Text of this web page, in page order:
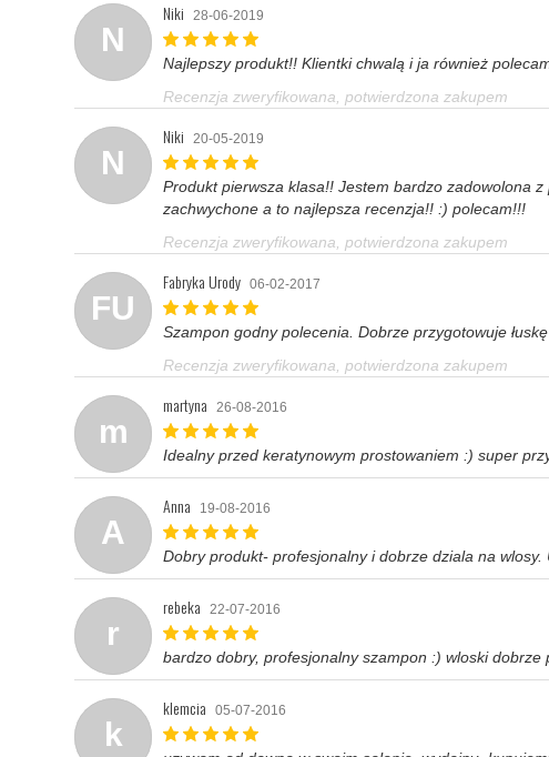
N
Niki 28-06-2019
Najlepszy produkt!! Klientki chwalą i ja również
Recenzja zweryfikowana, potwierdzona zakupem
N
Niki 20-05-2019
Produkt pierwsza klasa!! Jestem bardzo zadowolona
zachwychone a to najlepsza recenzja!! :) polecam!!!
Recenzja zweryfikowana, potwierdzona zakupem
FU
Fabryka Urody 06-02-2017
Szampon godny polecenia. Dobrze przygotowuje
Recenzja zweryfikowana, potwierdzona zakupem
m
martyna 26-08-2016
Idealny przed keratynowym prostowaniem :) super
A
Anna 19-08-2016
Dobry produkt- profesjonalny i dobrze dziala na
r
rebeka 22-07-2016
bardzo dobry, profesjonalny szampon :) wloski
k
klemcia 05-07-2016